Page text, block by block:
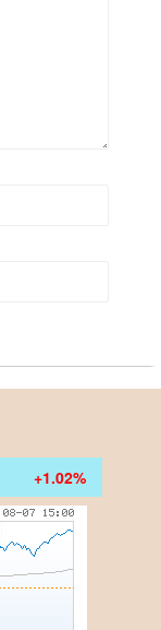
+1.02%